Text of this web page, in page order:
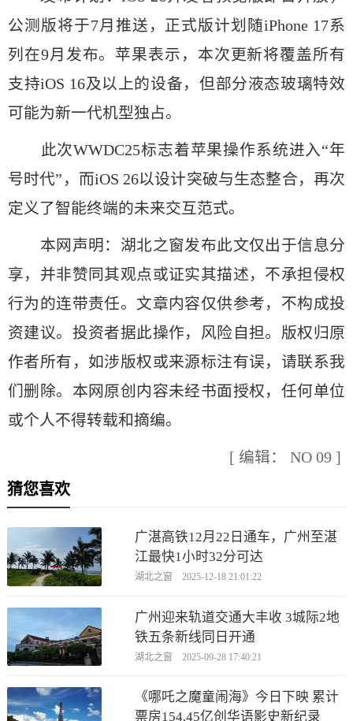
公测版将于7月推送，正式版计划随iPhone 17系
列在9月发布。苹果表示，本次更新将覆盖所有
支持iOS 16及以上的设备，但部分液态玻璃特效
可能为新一代机型独占。
此次WWDC25标志着苹果操作系统进入“年
号时代”，而iOS 26以设计突破与生态整合，再次
定义了智能终端的未来交互范式。
本网声明：湖北之窗发布此文仅出于信息分
享，并非赞同其观点或证实其描述，不承担侵权
行为的连带责任。文章内容仅供参考，不构成投
资建议。投资者据此操作，风险自担。版权归原
作者所有，如涉版权或来源标注有误，请联系我
们删除。本网原创内容未经书面授权，任何单位
或个人不得转载和摘编。
[ 编辑： NO 09 ]
猜您喜欢
广湛高铁12月22日通车，广州至湛
江最快1小时32分可达
湖北之窗 2025-12-18 21:01:22
广州迎来轨道交通大丰收 3城际2地
铁五条新线同日开通
湖北之窗 2025-09-28 17:40:21
《哪吒之魔童闹海》今日下映 累计
票房154.45亿创华语影史新纪录